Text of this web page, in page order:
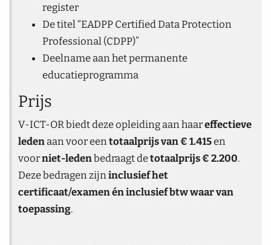
register
De titel “EADPP Certified Data Protection
Professional (CDPP)”
Deelname aan het permanente
educatieprogramma
Prijs
V-ICT-OR biedt deze opleiding aan haareffectieve
leden aan voor een totaalprijs van € 1.415en
voorniet-ledenbedraagt detotaalprijs € 2.200.
Deze bedragen zijn inclusief het
certificaat/examen én inclusief btw waar van
toepassing.